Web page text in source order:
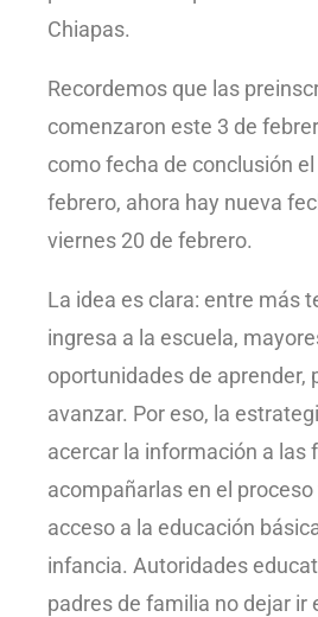
Chiapas.
Recordemos que las
comenzaron este 3 de
como fecha de conclusión
febrero, ahora hay nueva
viernes 20 de febrero.
La idea es clara: entre más
ingresa a la escuela,
oportunidades de aprender,
avanzar. Por eso, la
acercar la información a las
acompañarlas en el
acceso a la educación
infancia. Autoridades
padres de familia no dejar ir